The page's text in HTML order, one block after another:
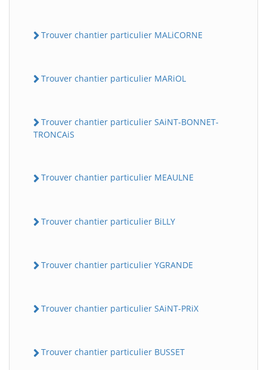
Trouver chantier particulier MALiCORNE
Trouver chantier particulier MARiOL
Trouver chantier particulier SAiNT-BONNET-
TRONCAiS
Trouver chantier particulier MEAULNE
Trouver chantier particulier BiLLY
Trouver chantier particulier YGRANDE
Trouver chantier particulier SAiNT-PRiX
Trouver chantier particulier BUSSET